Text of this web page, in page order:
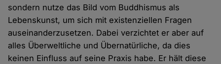
sondern nutze das Bild vom Buddhismus als
Lebenskunst, um sich mit existenziellen Fragen
auseinanderzusetzen. Dabei verzichtet er aber auf
alles Überweltliche und Übernatürliche, da dies
keinen Einfluss auf seine Praxis habe. Er hält diese